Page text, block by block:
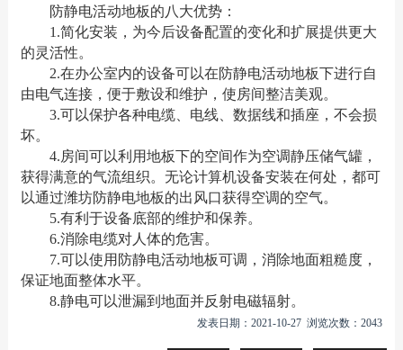
防静电活动地板的八大优势：
1.简化安装，为今后设备配置的变化和扩展提供更大
的灵活性。
2.在办公室内的设备可以在防静电活动地板下进行自
由电气连接，便于敷设和维护，使房间整洁美观。
3.可以保护各种电缆、电线、数据线和插座，不会损
坏。
4.房间可以利用地板下的空间作为空调静压储气罐，
获得满意的气流组织。无论计算机设备安装在何处，都可
以通过潍坊防静电地板的出风口获得空调的空气。
5.有利于设备底部的维护和保养。
6.消除电缆对人体的危害。
7.可以使用防静电活动地板可调，消除地面粗糙度，
保证地面整体水平。
8.静电可以泄漏到地面并反射电磁辐射。
发表日期：2021-10-27 浏览次数：2043